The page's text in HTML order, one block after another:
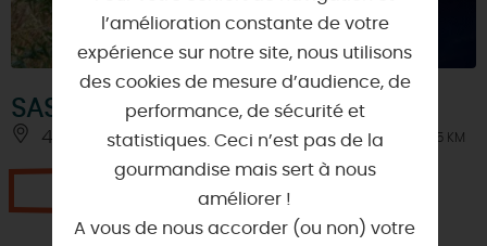
SAS Les Amandes De Pithiviers
45300 - ESTOUY À 5.5 KM
l’amélioration constante de votre
expérience sur notre site, nous utilisons
des cookies de mesure d’audience, de
performance, de sécurité et
statistiques. Ceci n’est pas de la
gourmandise mais sert à nous
améliorer !
A vous de nous accorder (ou non) votre